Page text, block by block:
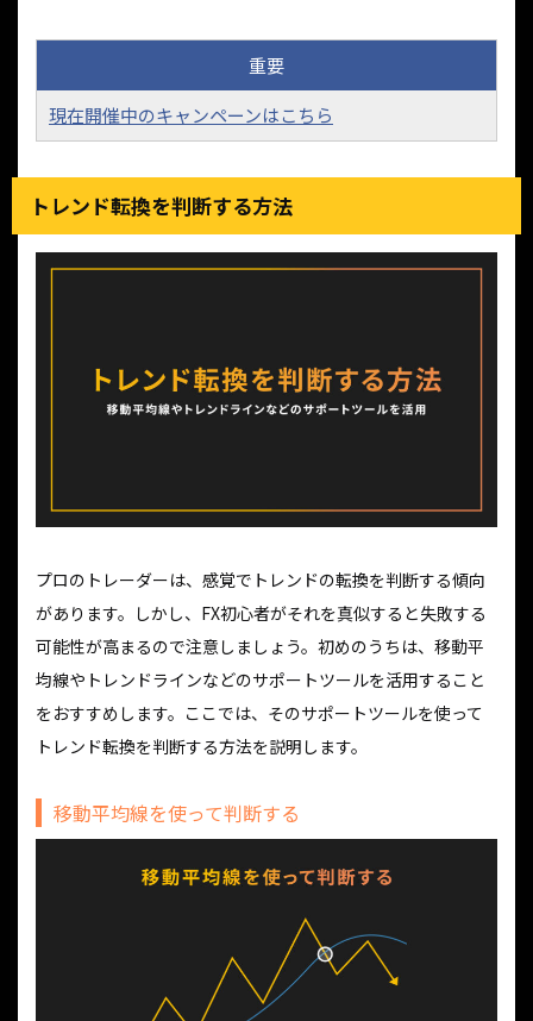
重要
現在開催中のキャンペーンはこちら
トレンド転換を判断する方法
プロのトレーダーは、感覚でトレンドの転換を判断する傾向
があります。しかし、FX初心者がそれを真似すると失敗する
可能性が高まるので注意しましょう。初めのうちは、移動平
均線やトレンドラインなどのサポートツールを活用すること
をおすすめします。ここでは、そのサポートツールを使って
トレンド転換を判断する方法を説明します。
移動平均線を使って判断する